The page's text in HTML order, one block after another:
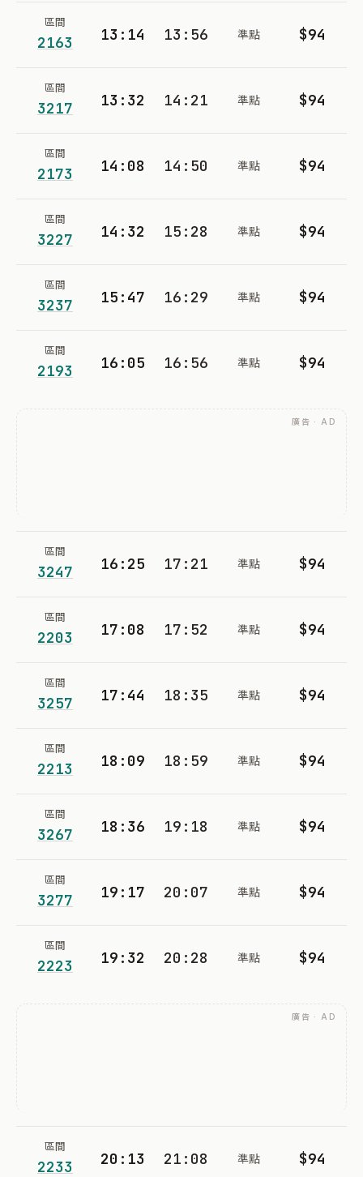
區間
2163 13:14 13:56 準點 $94
區間
3217 13:32 14:21 準點 $94
區間
2173 14:08 14:50 準點 $94
區間
3227 14:32 15:28 準點 $94
區間
3237 15:47 16:29 準點 $94
區間
2193 16:05 16:56 準點 $94
廣告 · AD
區間
3247 16:25 17:21 準點 $94
區間
2203 17:08 17:52 準點 $94
區間
3257 17:44 18:35 準點 $94
區間
2213 18:09 18:59 準點 $94
區間
3267 18:36 19:18 準點 $94
區間
3277 19:17 20:07 準點 $94
區間
2223 19:32 20:28 準點 $94
廣告 · AD
區間
2233 20:13 21:08 準點 $94